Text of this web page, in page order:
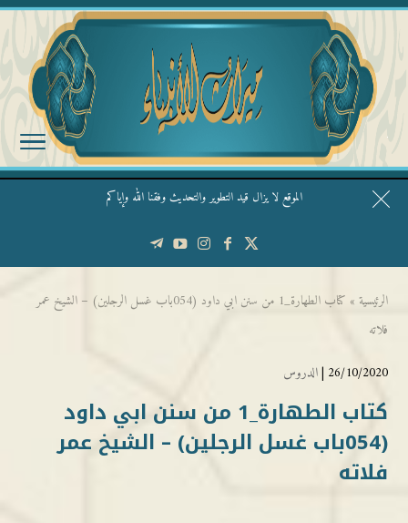
الموقع لا يزال قيد التطوير والتحديث وفقنا الله وإياكم
قال الشيخ ربيع وفقه الله: نحن ليس عندنا تقديس الأشخاص
الرئيسية »
كتاب الطهارة_1 من سنن ابي داود (054باب غسل الرجلين) – الشيخ عمر
فلاته
26/10/2020 | الدروس
كتاب الطهارة_1 من سنن ابي داود
(054باب غسل الرجلين) – الشيخ عمر
فلاته